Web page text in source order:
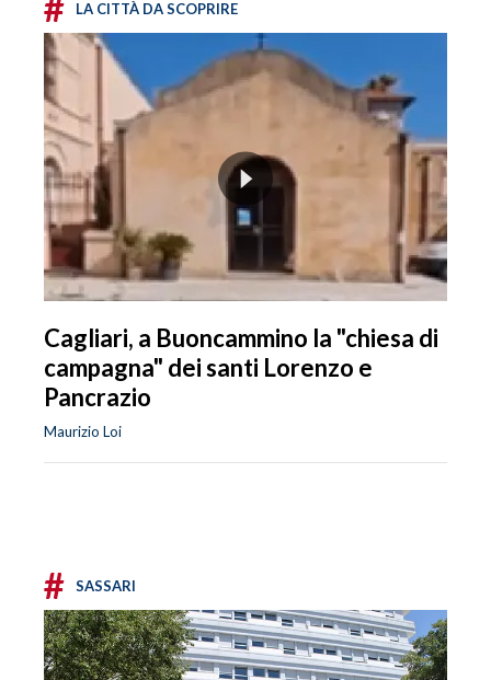
LA CITTÀ DA SCOPRIRE
Cagliari, a Buoncammino la "chiesa di
campagna" dei santi Lorenzo e
Pancrazio
Maurizio Loi
# SASSARI